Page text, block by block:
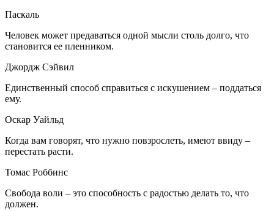
Паскаль
Человек может предаваться одной мысли столь долго, что
становится ее пленником.
Джордж Сэйвил
Единственный способ справиться с искушением – поддаться
ему.
Оскар Уайльд
Когда вам говорят, что нужно повзрослеть, имеют ввиду –
перестать расти.
Томас Роббинс
Свобода воли – это способность с радостью делать то, что
должен.